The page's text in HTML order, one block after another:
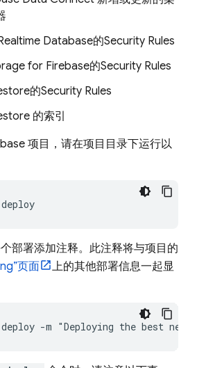
Database的Security Rules
for Firebase的Security Rules
的Security Rules
的索引
项目，请在项目目录下运行以
部署添加注释。此注释将与项目的
”页面
上的其他部署信息一起显
-m "Deploying the best new